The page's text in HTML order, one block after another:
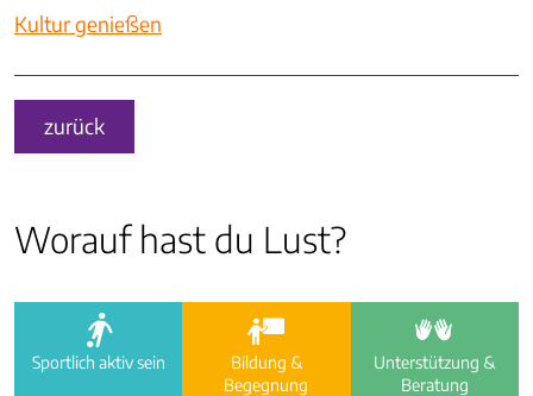
Kultur genießen
zurück
Worauf hast du Lust?
a
Sportlich aktiv sein
i
Bildung &
Begegnung
e
Unterstützung &
Beratung